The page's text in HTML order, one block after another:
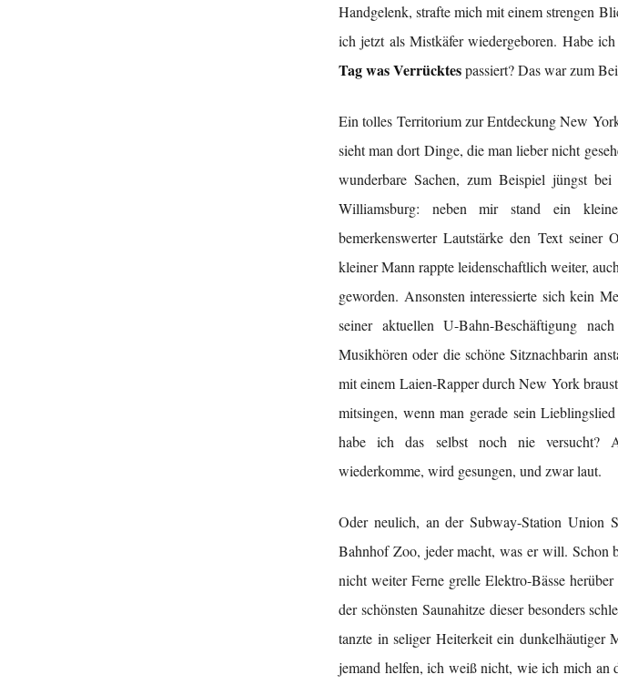
Handgelenk, strafte mich mit einem strengen
ich jetzt als Mistkäfer wiedergeboren. Habe
Tag was Verrücktespassiert? Das war zum
Ein tolles Territorium zur Entdeckung New
sieht man dort Dinge, die man lieber nicht
wunderbare Sachen, zum Beispiel jüngst
Williamsburg: neben mir stand ein
bemerkenswerter Lautstärke den Text
kleiner Mann rappte leidenschaftlich weiter,
geworden. Ansonsten interessierte sich kein
seiner aktuellen U-Bahn-Beschäftigung
Musikhören oder die schöne Sitznachbarin
mit einem Laien-Rapper durch New York
mitsingen, wenn man gerade sein
habe ich das selbst noch nie versucht?
wiederkomme, wird gesungen, und zwar laut.
Oder neulich, an der Subway-Station Union
Bahnhof Zoo, jeder macht, was er will. Schon
nicht weiter Ferne grelle Elektro-Bässe
der schönsten Saunahitze dieser besonders
tanzte in seliger Heiterkeit ein dunkelhäutiger
jemand helfen, ich weiß nicht, wie ich mich an